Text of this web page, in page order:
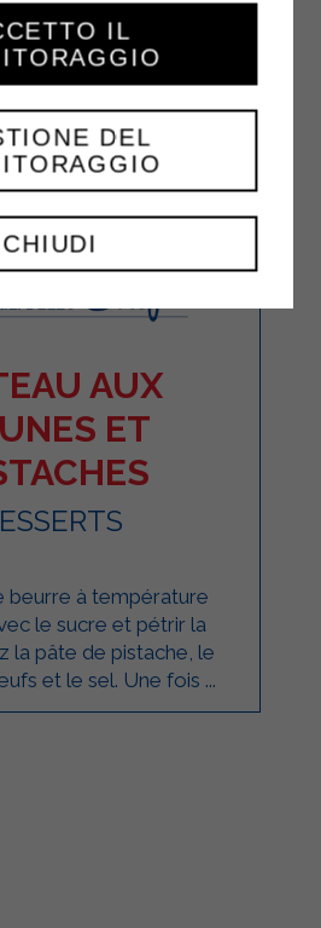
AUX
ET
beurre à température
le sucre et pétrir la
la pâte de pistache, le
et le sel. Une fois ...
CHIUDI
DEL
IL